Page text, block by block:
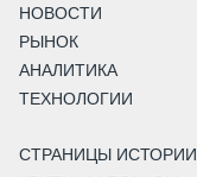
НОВОСТИ
РЫНОК
АНАЛИТИКА
ТЕХНОЛОГИИ
СТРАНИЦЫ ИСТОРИИ